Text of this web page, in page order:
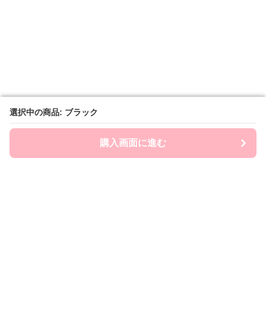
選択中の商品: ブラック
購入画面に進む
選択中の商品: ブラック
購入画面に進む